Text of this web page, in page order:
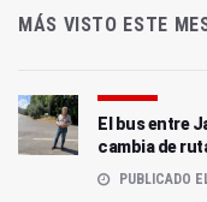
MÁS VISTO ESTE
El bus entre
cambia de
PUBLICADO